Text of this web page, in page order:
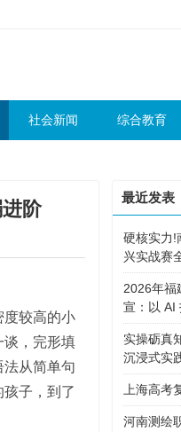
社会新闻 综合教育
阶
较高的小
谈，完形填
从简单句
子，到了
最近发表
硬核实力!
兴实战赛
2026年福
宣：以 AI
实操砺真
沉浸式实
上海高考
河南测绘